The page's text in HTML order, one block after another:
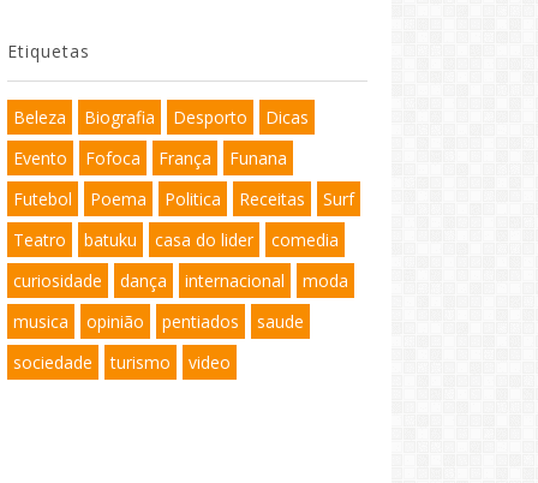
Etiquetas
Beleza Biografia Desporto
Dicas
Evento
Fofoca França
Funana
Futebol
Poema Politica Receitas
Surf
Teatro
batuku casa do lider
comedia
curiosidade
dança internacional
moda
musica
opinião pentiados
saude
sociedade
turismo video